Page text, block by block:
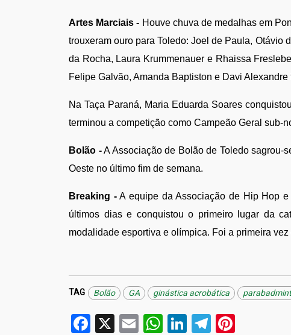
Artes Marciais - Houve chuva de medalhas em
trouxeram ouro para Toledo: Joel de Paula, Otávio
da Rocha, Laura Krummenauer e Rhaissa
Felipe Galvão, Amanda Baptiston e Davi Alexandre
Na Taça Paraná, Maria Eduarda Soares
terminou a competição como Campeão Geral sub-
Bolão -A Associação de Bolão de Toledo sagrou-
Oeste no último fim de semana.
Breaking - A equipe da Associação de Hip Hop
últimos dias e conquistou o primeiro lugar da
modalidade esportiva e olímpica. Foi a primeira
TAG Bolão GA ginástica acrobática
Facebook
X EmailWhatsApp
LinkedIn
Telegram